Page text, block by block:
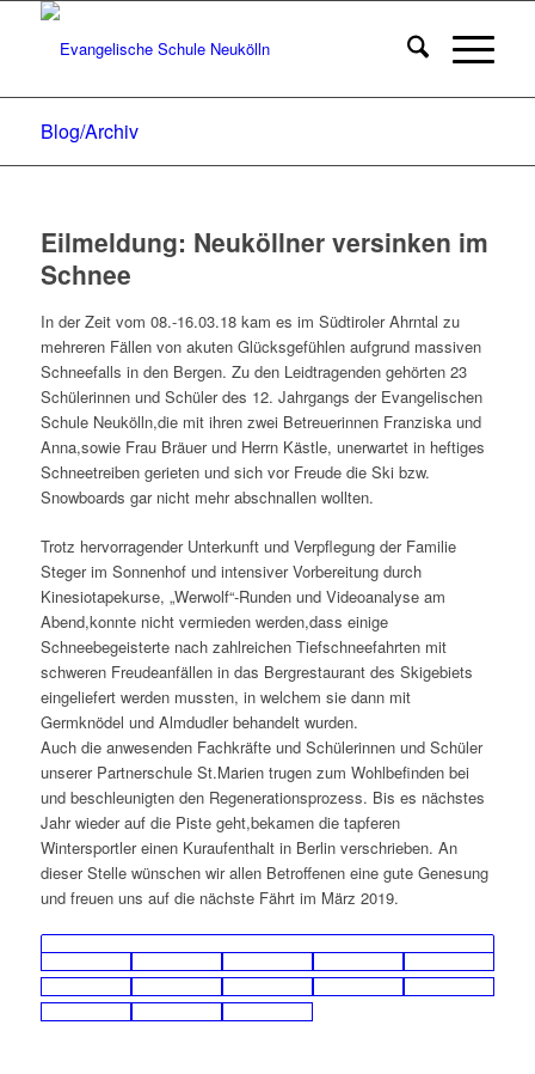
Blog/Archiv
Eilmeldung: Neuköllner versinken im
Schnee
In der Zeit vom 08.-16.03.18 kam es im Südtiroler Ahrntal zu
mehreren Fällen von akuten Glücksgefühlen aufgrund massiven
Schneefalls in den Bergen. Zu den Leidtragenden gehörten 23
Schülerinnen und Schüler des 12. Jahrgangs der Evangelischen
Schule Neukölln,die mit ihren zwei Betreuerinnen Franziska und
Anna,sowie Frau Bräuer und Herrn Kästle, unerwartet in heftiges
Schneetreiben gerieten und sich vor Freude die Ski bzw.
Snowboards gar nicht mehr abschnallen wollten.
Trotz hervorragender Unterkunft und Verpflegung der Familie
Steger im Sonnenhof und intensiver Vorbereitung durch
Kinesiotapekurse, „Werwolf“-Runden und Videoanalyse am
Abend,konnte nicht vermieden werden,dass einige
Schneebegeisterte nach zahlreichen Tiefschneefahrten mit
schweren Freudeanfällen in das Bergrestaurant des Skigebiets
eingeliefert werden mussten, in welchem sie dann mit
Germknödel und Almdudler behandelt wurden.
Auch die anwesenden Fachkräfte und Schülerinnen und Schüler
unserer Partnerschule St.Marien trugen zum Wohlbefinden bei
und beschleunigten den Regenerationsprozess. Bis es nächstes
Jahr wieder auf die Piste geht,bekamen die tapferen
Wintersportler einen Kuraufenthalt in Berlin verschrieben. An
dieser Stelle wünschen wir allen Betroffenen eine gute Genesung
und freuen uns auf die nächste Fährt im März 2019.